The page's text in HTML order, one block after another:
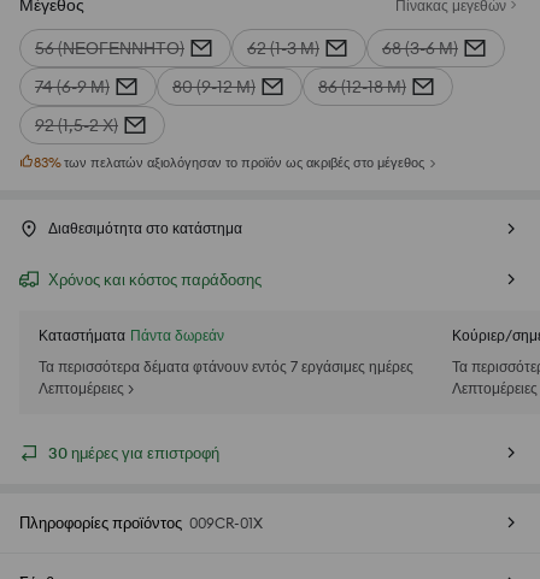
Μέγεθος Πίνακας μεγεθών
56 (ΝΕΟΓΈΝΝΗΤΟ) 62 (1-3 Μ)
68 (3-6 Μ)
74 (6-9 Μ)
80 (9-12 Μ)
86 (12-18 Μ)
92 (1,5-2 Χ)
83%των πελατών αξιολόγησαν το προϊόν ως ακριβές στο μέγεθος
Διαθεσιμότητα στο κατάστημα
Χρόνος και κόστος παράδοσης
Καταστήματα Πάντα δωρεάν
Τα περισσότερα δέματα φτάνουν εντός 7 εργάσιμες ημέρες
Λεπτομέρειες >
Κούριερ/
Τα
Λεπτομέρειες
30 ημέρες για επιστροφή
Πληροφορίες προϊόντος 009CR-01X